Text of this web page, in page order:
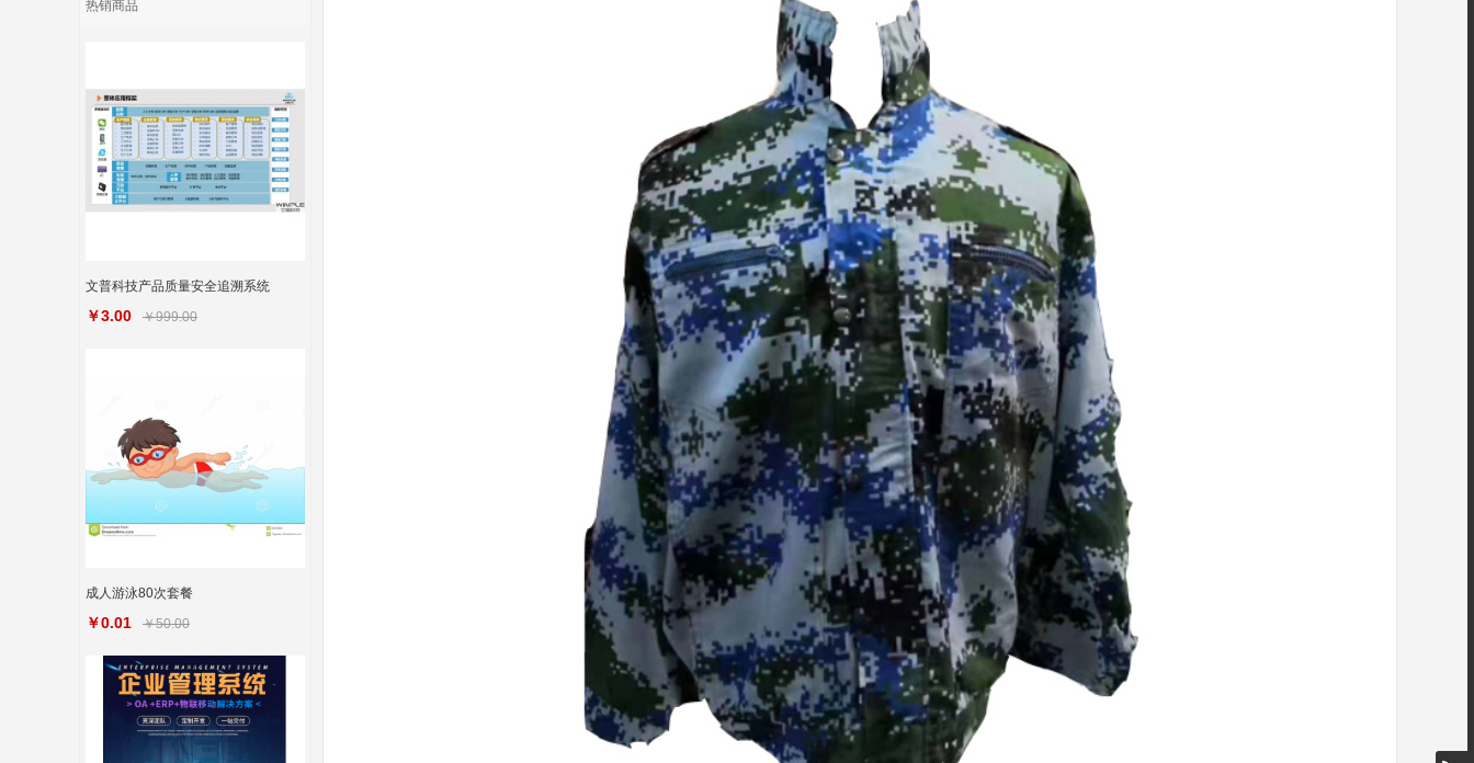
热销商品
文普科技产品质量安全追溯系统
￥3.00 ￥999.00
成人游泳80次套餐
￥0.01 ￥50.00